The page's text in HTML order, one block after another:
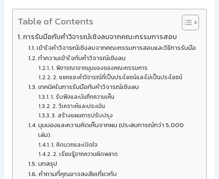
Table of Contents
การรับมือกับคำวิจารณ์เชิงลบจากคณะกรรมการสอบ
เข้าใจคำวิจารณ์เชิงลบจากคณะกรรมการสอบและวิธีการรับมือ
ทำความเข้าใจกับคำวิจารณ์เชิงลบ
1. พิจารณาจากมุมมองของคณะกรรมการ
2. แยกแยะคำวิจารณ์ที่เป็นประโยชน์และไม่เป็นประโยชน์
เทคนิคในการรับมือกับคำวิจารณ์เชิงลบ
1. รับฟังและบันทึกความเห็น
2. วิเคราะห์และประเมิน
3. สร้างแผนการปรับปรุง
มุมมองและความคิดเห็นจากผม (ประสบการณ์กว่า 5,000
เล่ม)
1. คิดบวกและเปิดใจ
2. เรียนรู้จากความผิดพลาด
บทสรุป
คำถามที่คุณอาจสงสัยเกี่ยวกับ